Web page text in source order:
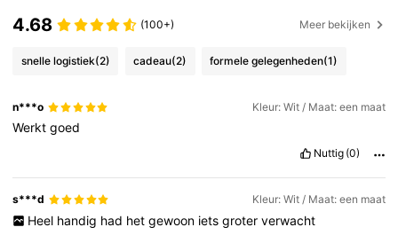
4.68 (100+) Meer bekijken
snelle logistiek(2) cadeau(2) formele gelegenheden(1)
n***o Kleur: Wit / Maat: een maat
Werktgoed
Nuttig (0)
s***d Kleur: Wit / Maat: een maat
Heel handig had het gewoon iets groter verwacht